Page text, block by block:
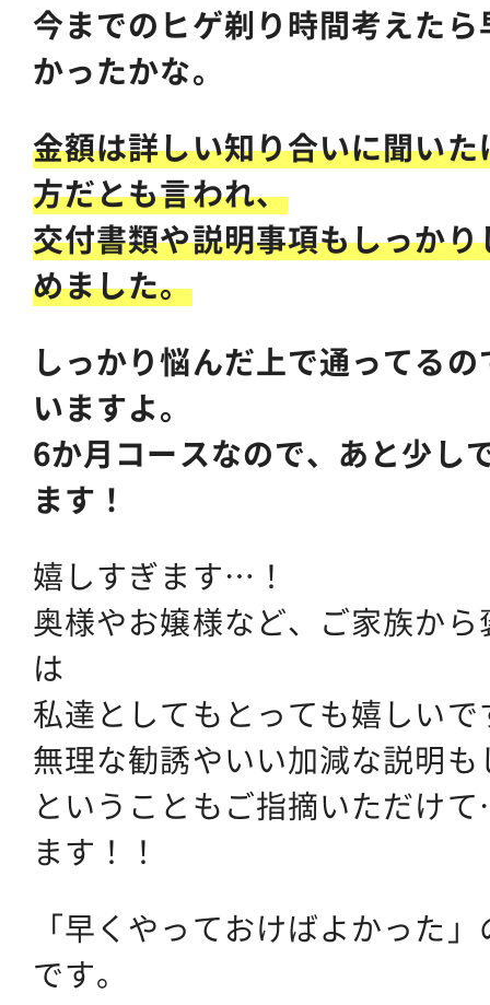
今までのヒゲ剃り時間考えた
かったかな。
金額は詳しい知り合いに聞い
方だとも言われ、
交付書類や説明事項もしっか
めました。
しっかり悩んだ上で通ってる
いますよ。
6か月コースなので、あと少し
ます！
嬉しすぎます…！
奥様やお嬢様など、ご家族か
は
私達としてもとっても嬉しいで
無理な勧誘やいい加減な説明も
ということもご指摘いただけ
ます！！
「早くやっておけばよかった
です。